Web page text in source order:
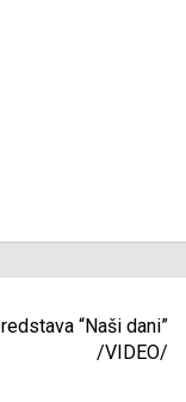
“Naši dani”
/VIDEO/